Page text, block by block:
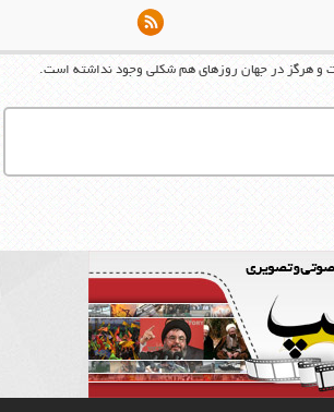
هرگز در جهان روزهاي هم شكلي وجود نداشته است.